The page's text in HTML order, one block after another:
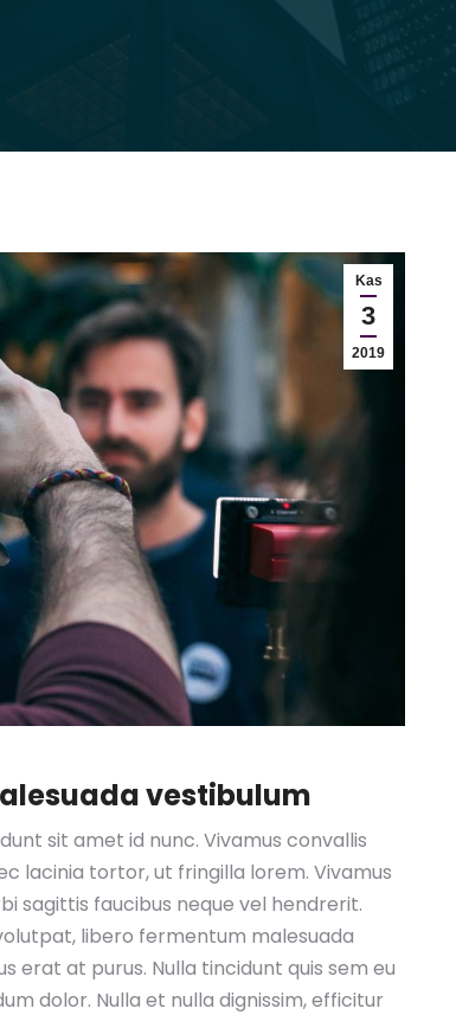
Kas
3
2019
vestibulum
sit amet id nunc. Vivamus convallis
lacinia tortor, ut fringilla lorem. Vivamus
sagittis faucibus neque vel hendrerit.
libero fermentum malesuada
erat at purus. Nulla tincidunt quis sem eu
dolor. Nulla et nulla dignissim, efficitur